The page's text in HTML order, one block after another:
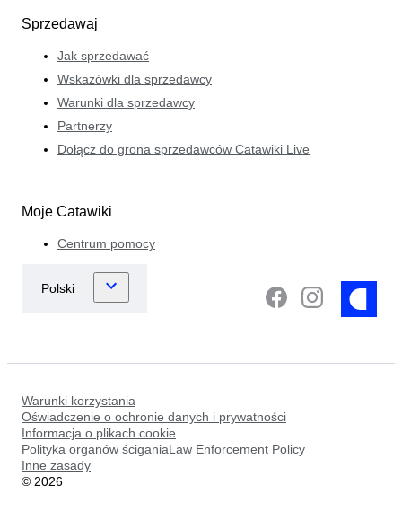
Sprzedawaj
Jak sprzedawać
Wskazówki dla sprzedawcy
Warunki dla sprzedawcy
Partnerzy
Dołącz do grona sprzedawców Catawiki Live
Moje Catawiki
Centrum pomocy
Warunki korzystania
Oświadczenie o ochronie danych i prywatności
Informacja o plikach cookie
Polityka organów ściganiaLaw Enforcement Policy
Inne zasady
© 2026